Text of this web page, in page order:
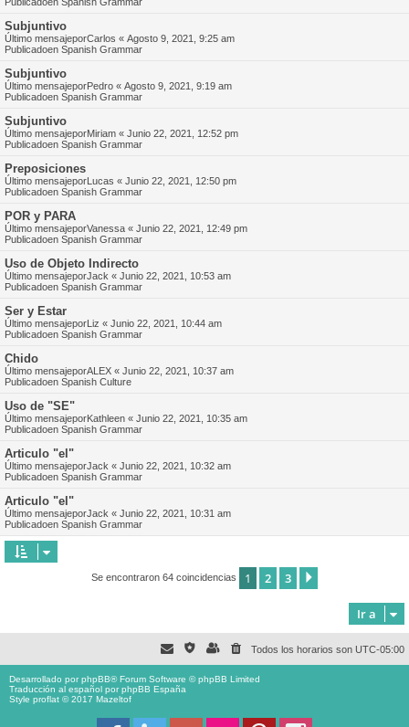
Subjuntivo
Último mensajeporCarlos « Agosto 9, 2021, 9:25 am
Publicadoen Spanish Grammar
Subjuntivo
Último mensajeporPedro « Agosto 9, 2021, 9:19 am
Publicadoen Spanish Grammar
Subjuntivo
Último mensajeporMiriam « Junio 22, 2021, 12:52 pm
Publicadoen Spanish Grammar
Preposiciones
Último mensajeporLucas « Junio 22, 2021, 12:50 pm
Publicadoen Spanish Grammar
POR y PARA
Último mensajeporVanessa « Junio 22, 2021, 12:49 pm
Publicadoen Spanish Grammar
Uso de Objeto Indirecto
Último mensajeporJack « Junio 22, 2021, 10:53 am
Publicadoen Spanish Grammar
Ser y Estar
Último mensajeporLiz « Junio 22, 2021, 10:44 am
Publicadoen Spanish Grammar
Chido
Último mensajeporALEX « Junio 22, 2021, 10:37 am
Publicadoen Spanish Culture
Uso de "SE"
Último mensajeporKathleen « Junio 22, 2021, 10:35 am
Publicadoen Spanish Grammar
Articulo "el"
Último mensajeporJack « Junio 22, 2021, 10:32 am
Publicadoen Spanish Grammar
Articulo "el"
Último mensajeporJack « Junio 22, 2021, 10:31 am
Publicadoen Spanish Grammar
Se encontraron 64 coincidencias 1 2 3
Ir a
Todos los horarios son UTC-05:00
Desarrollado porphpBB® Forum Software © phpBB Limited
Traducción al español porphpBB España
Style proflat © 2017 Mazeltof